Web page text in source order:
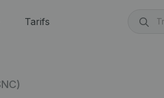
Tarifs